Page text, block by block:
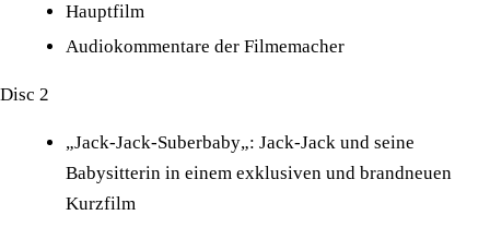
Hauptfilm
Audiokommentare der Filmemacher
Disc 2
„Jack-Jack-Suberbaby„: Jack-Jack und seine
Babysitterin in einem exklusiven und brandneuen
Kurzfilm